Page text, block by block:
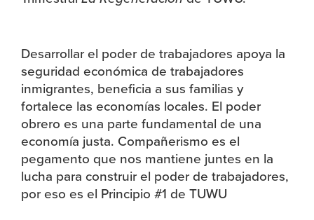
Desarrollar el poder de trabajadores apoya la
seguridad económica de trabajadores
inmigrantes, beneficia a sus familias y
fortalece las economías locales. El poder
obrero es una parte fundamental de una
economía justa. Compañerismo es el
pegamento que nos mantiene juntes en la
lucha para construir el poder de trabajadores,
por eso es el Principio #1 de TUWU